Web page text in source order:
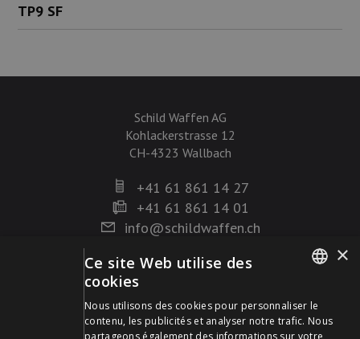
TP9 SF
Schild Waffen AG
Kohlackerstrasse 12
CH-4323 Wallbach
+41 61 861 14 27
+41 61 861 14 01
info@schildwaffen.ch
Mode de paiement
FRENCH
×
Ce site Web utilise des
cookies
Nous utilisons des cookies pour personnaliser le
contenu, les publicités et analyser notre trafic. Nous
partageons également des informations sur votre